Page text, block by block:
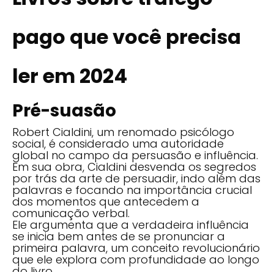
pago que você precisa
ler em 2024
Pré-suasão
Robert Cialdini, um renomado psicólogo
social, é considerado uma autoridade
global no campo da persuasão e influência.
Em sua obra, Cialdini desvenda os segredos
por trás da arte de persuadir, indo além das
palavras e focando na importância crucial
dos momentos que antecedem a
comunicação verbal.
Ele argumenta que a verdadeira influência
se inicia bem antes de se pronunciar a
primeira palavra, um conceito revolucionário
que ele explora com profundidade ao longo